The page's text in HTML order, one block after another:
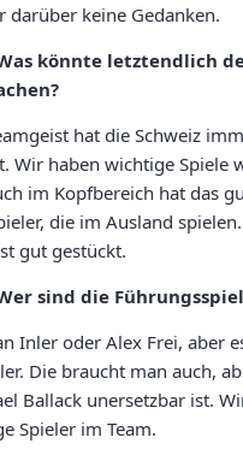
darüber keine Gedanken.
könnte letztendlich
hat die Schweiz
Wir haben wichtige Spiele
im Kopfbereich hat das
die im Ausland
gut gestückt.
sind die
Inler oder Alex Frei, aber
Die braucht man auch,
Ballack unersetzbar ist.
Spieler im Team.